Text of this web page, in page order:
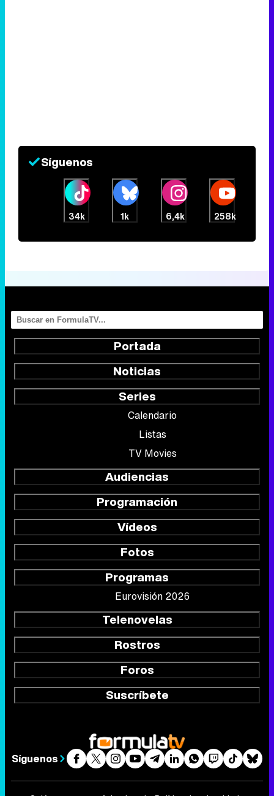
Síguenos
34k 1k 6,4k 258k
Portada
Noticias
Series
Calendario
Listas
TV Movies
Audiencias
Programación
Vídeos
Fotos
Programas
Eurovisión 2026
Telenovelas
Rostros
Foros
Suscríbete
Síguenos